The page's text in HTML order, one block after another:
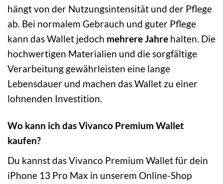
hängt von der Nutzungsintensität und der Pflege
ab. Bei normalem Gebrauch und guter Pflege
kann das Wallet jedoch mehrere Jahre halten. Die
hochwertigen Materialien und die sorgfältige
Verarbeitung gewährleisten eine lange
Lebensdauer und machen das Wallet zu einer
lohnenden Investition.
Wo kann ich das Vivanco Premium Wallet
kaufen?
Du kannst das Vivanco Premium Wallet für dein
iPhone 13 Pro Max in unserem Online-Shop